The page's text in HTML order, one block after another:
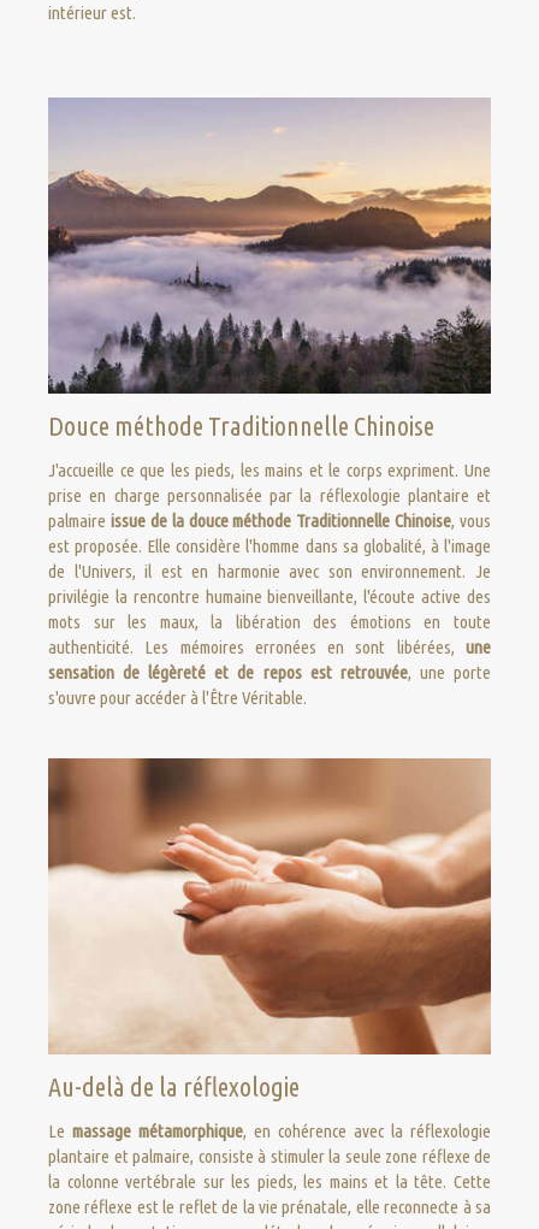
intérieur est.
Douce méthode Traditionnelle Chinoise
J'accueille ce que les pieds, les mains et le corps expriment. Une
prise en charge personnalisée par la réflexologie plantaire et
palmaire issue de la douce méthode Traditionnelle Chinoise, vous
est proposée. Elle considère l'homme dans sa globalité, à l'image
de l'Univers, il est en harmonie avec son environnement. Je
privilégie la rencontre humaine bienveillante, l'écoute active des
mots sur les maux, la libération des émotions en toute
authenticité. Les mémoires erronées en sont libérées, une
sensation de légèreté et de repos est retrouvée, une porte
s'ouvre pour accéder à l'Être Véritable.
Au-delà de la réflexologie
Le massage métamorphique, en cohérence avec la réflexologie
plantaire et palmaire, consiste à stimuler la seule zone réflexe de
la colonne vertébrale sur les pieds, les mains et la tête. Cette
zone réflexe est le reflet de la vie prénatale, elle reconnecte à sa